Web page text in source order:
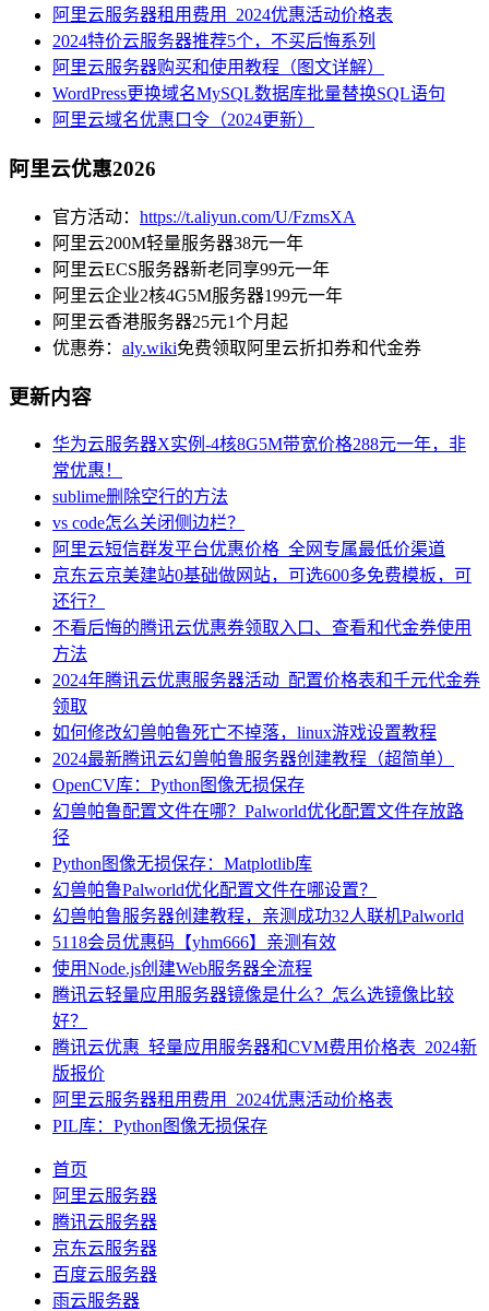
阿里云服务器租用费用_2024优惠活动价格表
2024特价云服务器推荐5个，不买后悔系列
阿里云服务器购买和使用教程（图文详解）
WordPress更换域名MySQL数据库批量替换SQL语句
阿里云域名优惠口令（2024更新）
阿里云优惠2026
官方活动： https://t.aliyun.com/U/FzmsXA
阿里云200M轻量服务器38元一年
阿里云ECS服务器新老同享99元一年
阿里云企业2核4G5M服务器199元一年
阿里云香港服务器25元1个月起
优惠券： aly.wiki免费领取阿里云折扣券和代金券
更新内容
华为云服务器X实例-4核8G5M带宽价格288元一年，非
常优惠！
sublime删除空行的方法
vs code怎么关闭侧边栏？
阿里云短信群发平台优惠价格_全网专属最低价渠道
京东云京美建站0基础做网站，可选600多免费模板，可
还行？
不看后悔的腾讯云优惠券领取入口、查看和代金券使用
方法
2024年腾讯云优惠服务器活动_配置价格表和千元代金券
领取
如何修改幻兽帕鲁死亡不掉落，linux游戏设置教程
2024最新腾讯云幻兽帕鲁服务器创建教程（超简单）
OpenCV库：Python图像无损保存
幻兽帕鲁配置文件在哪？Palworld优化配置文件存放路
径
Python图像无损保存：Matplotlib库
幻兽帕鲁Palworld优化配置文件在哪设置？
幻兽帕鲁服务器创建教程，亲测成功32人联机Palworld
5118会员优惠码【yhm666】亲测有效
使用Node.js创建Web服务器全流程
腾讯云轻量应用服务器镜像是什么？怎么选镜像比较
好？
腾讯云优惠_轻量应用服务器和CVM费用价格表_2024新
版报价
阿里云服务器租用费用_2024优惠活动价格表
PIL库：Python图像无损保存
首页
阿里云服务器
腾讯云服务器
京东云服务器
百度云服务器
雨云服务器